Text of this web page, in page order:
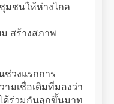
มชนให้ห่างไกล
สร้างสภาพ
ช่วงแรกการ
มเชื่อเดิมที่มองว่า
ด้ร่วมกันลุกขึ้นมาท